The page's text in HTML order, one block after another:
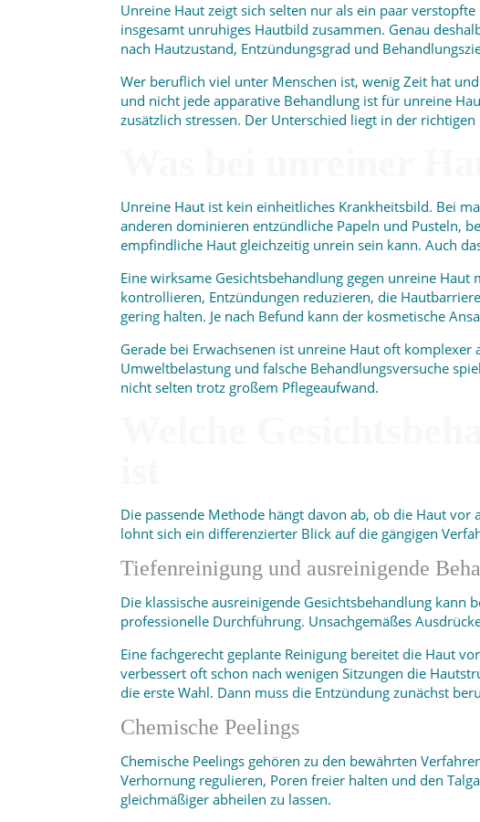
Unreine Haut zeigt sich selten nur als ein paar
insgesamt unruhiges Hautbild zusammen. Genau
nach Hautzustand, Entzündungsgrad und
Wer beruflich viel unter Menschen ist, wenig Zeit hat
und nicht jede apparative Behandlung ist für unreine
zusätzlich stressen. Der Unterschied liegt in der richtigen
Unreine Haut ist kein einheitliches Krankheitsbild. Bei
anderen dominieren entzündliche Papeln und Pusteln,
empfindliche Haut gleichzeitig unrein sein kann. Auch
Eine wirksame Gesichtsbehandlung gegen unreine
kontrollieren, Entzündungen reduzieren, die
gering halten. Je nach Befund kann der kosmetische
Gerade bei Erwachsenen ist unreine Haut oft
Umweltbelastung und falsche Behandlungsversuche
nicht selten trotz großem Pflegeaufwand.
Die passende Methode hängt davon ab, ob die Haut
lohnt sich ein differenzierter Blick auf die gängigen
Tiefenreinigung und ausreinigende
Die klassische ausreinigende Gesichtsbehandlung
professionelle Durchführung. Unsachgemäßes
Eine fachgerecht geplante Reinigung bereitet die Haut
verbessert oft schon nach wenigen Sitzungen die
die erste Wahl. Dann muss die Entzündung zunächst
Chemische Peelings
Chemische Peelings gehören zu den bewährten
Verhornung regulieren, Poren freier halten und den
gleichmäßiger abheilen zu lassen.